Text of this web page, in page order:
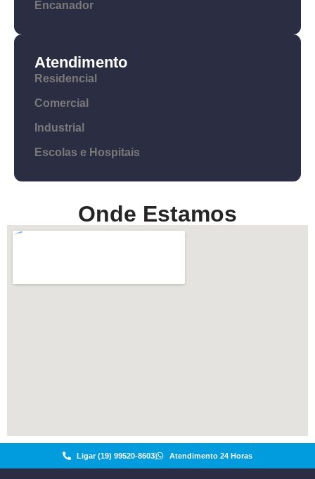
Encanador
Atendimento
Residencial
Comercial
Industrial
Escolas e Hospitais
Onde Estamos
Ligar (19) 99520-8603 Atendimento 24 Horas